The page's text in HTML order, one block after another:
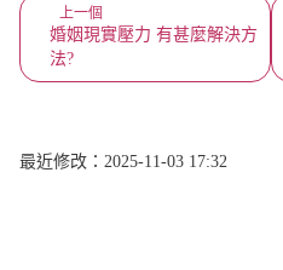
婚姻現實壓力 有甚麼解決方
法?
上一個
最近修改：2025-11-03 17:32